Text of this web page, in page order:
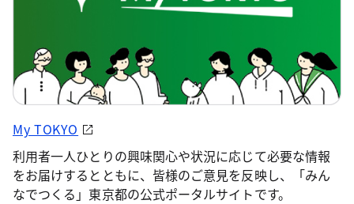
My TOKYO
利用者一人ひとりの興味関心や状況に応じて必要な情報
をお届けするとともに、皆様のご意見を反映し、「みん
なでつくる」東京都の公式ポータルサイトです。